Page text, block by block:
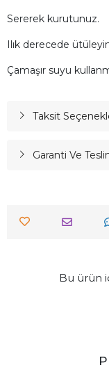
Sererek kurutunuz.
Ilık derecede
Çamaşır suyu
Taksit
Garanti Ve
Bu ürün